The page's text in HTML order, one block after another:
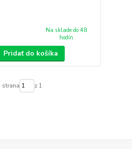
Na sklade do 48
hodín
Pridať do košíka
strana z 1